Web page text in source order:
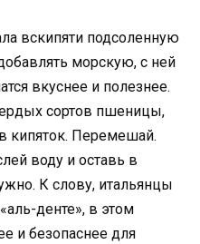
вскипяти подсоленную
морскую, с ней
вкуснее и полезнее.
сортов пшеницы,
кипяток. Перемешай.
воду и оставь в
К слову, итальянцы
денте», в этом
и безопаснее для